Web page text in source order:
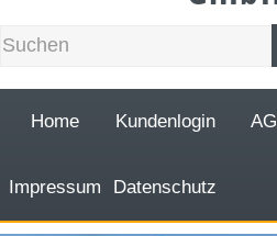
Home Kundenlogin
Impressum Datenschutz